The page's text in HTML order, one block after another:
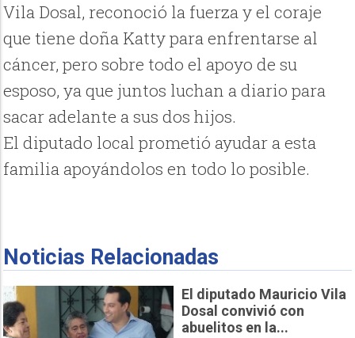
Vila Dosal, reconoció la fuerza y el coraje
que tiene doña Katty para enfrentarse al
cáncer, pero sobre todo el apoyo de su
esposo, ya que juntos luchan a diario para
sacar adelante a sus dos hijos.
El diputado local prometió ayudar a esta
familia apoyándolos en todo lo posible.
Noticias Relacionadas
El diputado Mauricio Vila
Dosal convivió con
abuelitos en la...